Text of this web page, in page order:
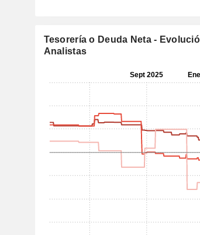
Tesorería o Deuda Neta -
Analistas